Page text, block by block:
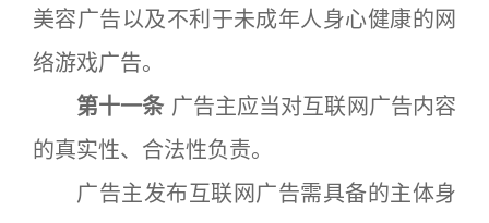
美容广告以及不利于未成年人身心健康的网
络游戏广告。
第十一条 广告主应当对互联网广告内容
的真实性、合法性负责。
广告主发布互联网广告需具备的主体身